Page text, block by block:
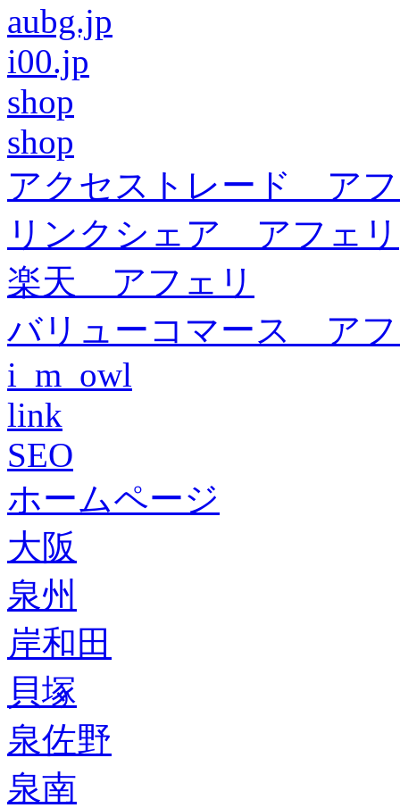
aubg.jp
i00.jp
shop
shop
アクセストレード ア
リンクシェア アフェリ
楽天 アフェリ
バリューコマース ア
i_m_owl
link
SEO
ホームページ
大阪
泉州
岸和田
貝塚
泉佐野
泉南